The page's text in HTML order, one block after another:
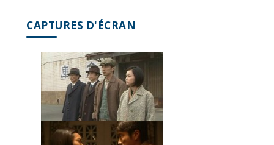
CAPTURES D'ÉCRAN